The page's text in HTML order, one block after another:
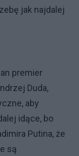
jak najdalej
premier
Duda,
aby
idące, bo
Putina, że
są